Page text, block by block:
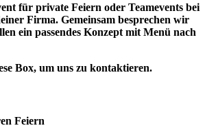
für private Feiern oder Teamevents bei
Firma. Gemeinsam besprechen wir
ein passendes Konzept mit Menü nach
Box, um uns zu kontaktieren.
Feiern